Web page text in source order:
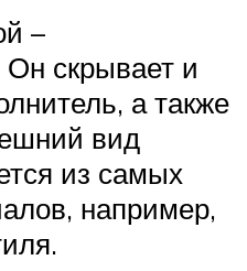
–
скрывает и
а также
вид
из самых
например,